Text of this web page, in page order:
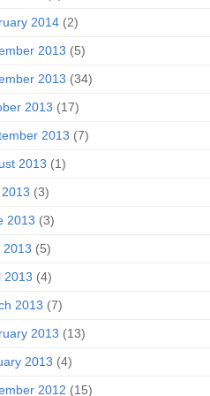
2014 (2)
2013 (5)
2013 (34)
2013 (17)
2013 (7)
2013 (1)
(3)
2013 (3)
2013 (5)
2013 (4)
2013 (7)
2013 (13)
2013 (4)
2012 (15)